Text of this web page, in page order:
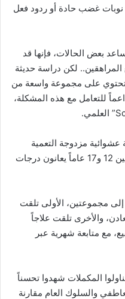
نوبات غضب حادة أو ردود فعل
بعض الحالات، فإنها قد
لكن دراسة حديثة
تحتوي على مجموعة واسعة من
للتعامل مع هذه المشكلة،
مزدوجة التعمية
شملت 132 مراهقاً تتراوح أعمارهم بين 12 و17 عاماً يعانون درجات
مجموعتين، الأولى تلقت
والأخرى تلقت علاجاً
مع متابعة شهرية عبر
المكملات شهدوا تحسناً
والسلوك العام مقارنة